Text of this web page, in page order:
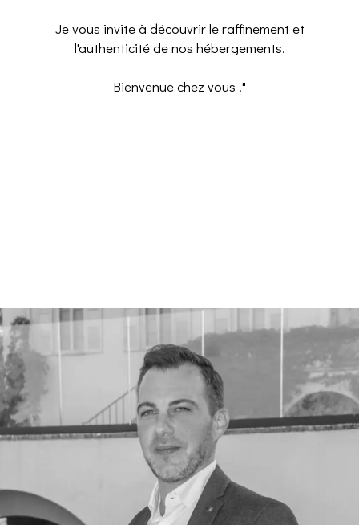
Je vous invite à découvrir le raffinement et
l'authenticité de nos hébergements.
Bienvenue chez vous !"